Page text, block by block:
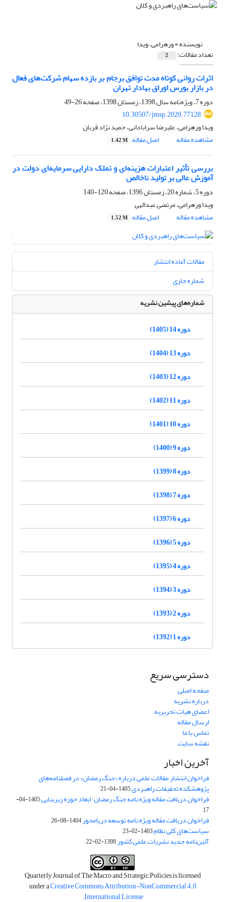
نویسنده =ورهرامی، ویدا
تعداد مقالات: 2
اثرات روانی کوتاه مدت توافق برجام بر بازده سهام شرکت‌های فعال
در بازار بورس اوراق بهادار تهران
دوره 7، ویژه‌نامه سال 1398، زمستان 1398، صفحه
26-49
10.30507/jmsp.2020.77128
ویدا ورهرامی، علیرضا سرابادانی، حمید نژاد قربان
مشاهده مقاله
اصل مقاله 1.42 M
بررسی تأثیر اعتبارات هزینه‌ای و تملک دارایی سرمایه‌ای دولت در
آموزش عالی بر تولید ناخالص
دوره 5، شماره 20، زمستان 1396، صفحه
120-140
ویدا ورهرامی، مرتضی عبدالهی
مشاهده مقاله
اصل مقاله 1.52 M
مقالات آماده انتشار
شماره جاری
شماره‌های پیشین نشریه
دوره 14 (1405)
دوره 13 (1404)
دوره 12 (1403)
دوره 11 (1402)
دوره 10 (1401)
دوره 9 (1400)
دوره 8 (1399)
دوره 7 (1398)
دوره 6 (1397)
دوره 5 (1396)
دوره 4 (1395)
دوره 3 (1394)
دوره 2 (1393)
دوره 1 (1392)
دسترسی سریع
صفحه اصلی
درباره نشریه
اعضای هیات تحریریه
ارسال مقاله
تماس با ما
نقشه سایت
آخرین اخبار
فراخوان انتشار مقالات علمی درباره «جنگ رمضان» در فصلنامه‌های
پژوهشکده تحقیقات راهبردی1405-04-21
فراخوان دریافت مقاله ویژه نامه جنگ رمضان؛ ابعاد حوزه زیربنایی
1405-04-
17
فراخوان دریافت مقاله ویژه نامه توسعه دریامحور1404-08-26
سیاست‌های کلی نظام1403-02-23
آئین‌نامه جدید نشریات علمی کشور1398-02-22
Quarterly Journal of The Macro and Strategic Policies is licensed
under aCreative Commons Attribution-NonCommercial 4.0
International License
.